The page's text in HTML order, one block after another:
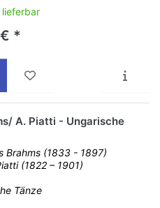
*
A. Piatti - Ungarische
Brahms (1833 - 1897)
(1822 – 1901)
Tänze